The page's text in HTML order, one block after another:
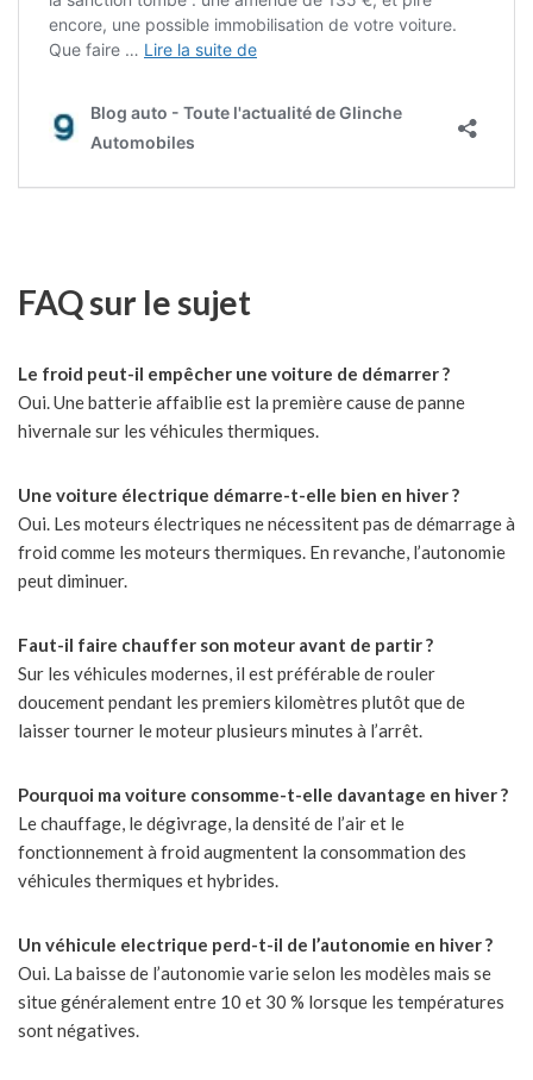
FAQ sur le sujet
Le froid peut-il empêcher une voiture de démarrer ?
Oui. Une batterie affaiblie est la première cause de panne
hivernale sur les véhicules thermiques.
Une voiture électrique démarre-t-elle bien en hiver ?
Oui. Les moteurs électriques ne nécessitent pas de démarrage à
froid comme les moteurs thermiques. En revanche, l’autonomie
peut diminuer.
Faut-il faire chauffer son moteur avant de partir ?
Sur les véhicules modernes, il est préférable de rouler
doucement pendant les premiers kilomètres plutôt que de
laisser tourner le moteur plusieurs minutes à l’arrêt.
Pourquoi ma voiture consomme-t-elle davantage en hiver ?
Le chauffage, le dégivrage, la densité de l’air et le
fonctionnement à froid augmentent la consommation des
véhicules thermiques et hybrides.
Un véhicule electrique perd-t-il de l’autonomie en hiver ?
Oui. La baisse de l’autonomie varie selon les modèles mais se
situe généralement entre 10 et 30 % lorsque les températures
sont négatives.